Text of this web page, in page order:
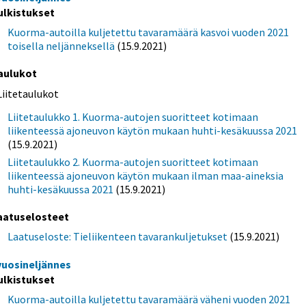
Kuorma-autoilla kuljetettu tavaramäärä kasvoi vuoden 2021
toisella neljänneksellä (15.9.2021)
Liitetaulukko 1. Kuorma-autojen suoritteet kotimaan
liikenteessä ajoneuvon käytön mukaan huhti-kesäkuussa 2021
(15.9.2021)
Liitetaulukko 2. Kuorma-autojen suoritteet kotimaan
liikenteessä ajoneuvon käytön mukaan ilman maa-aineksia
huhti-kesäkuussa 2021 (15.9.2021)
Laatuseloste: Tieliikenteen tavarankuljetukset (15.9.2021)
Kuorma-autoilla kuljetettu tavaramäärä väheni vuoden 2021